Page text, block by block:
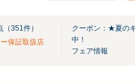
（351件）
保証取扱店
クーポン：★夏の
中！
フェア情報